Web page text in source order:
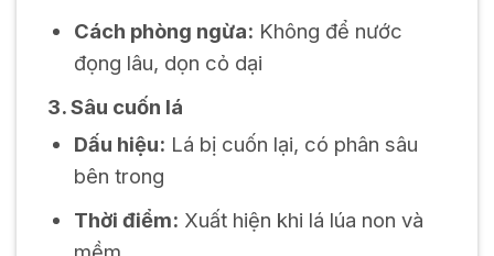
Cách phòng ngừa: Không để nước
đọng lâu, dọn cỏ dại
3. Sâu cuốn lá
Dấu hiệu: Lá bị cuốn lại, có phân sâu
bên trong
Thời điểm: Xuất hiện khi lá lúa non và